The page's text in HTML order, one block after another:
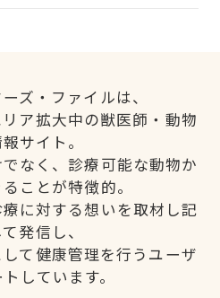
ズ・ファイルは、
ア拡大中の獣医師・動物
サイト。
なく、診療可能な動物か
ことが特徴的。
に対する想いを取材し記
発信し、
て健康管理を行うユーザ
しています。